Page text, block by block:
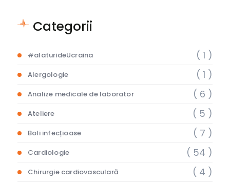
Categorii
#alaturideUcraina ( 1 )
Alergologie ( 1 )
Analize medicale de laborator ( 6 )
Ateliere ( 5 )
Boli infecțioase ( 7 )
Cardiologie ( 54 )
Chirurgie cardiovasculară ( 4 )